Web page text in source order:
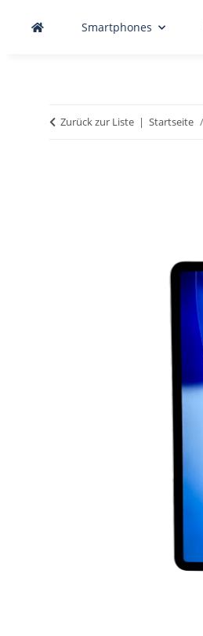
Smartphones
Zurück zur Liste Startseite